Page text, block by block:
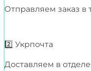
Отправляем заказ в
2️⃣ Укрпочта
Доставляем в